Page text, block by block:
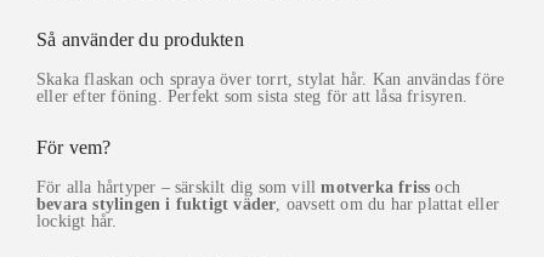
Så använder du produkten
Skaka flaskan och spraya över torrt, stylat hår. Kan användas före
eller efter föning. Perfekt som sista steg för att låsa frisyren.
För vem?
För alla hårtyper – särskilt dig som villmotverka friss och
bevara stylingen i fuktigt väder, oavsett om du har plattat eller
lockigt hår.